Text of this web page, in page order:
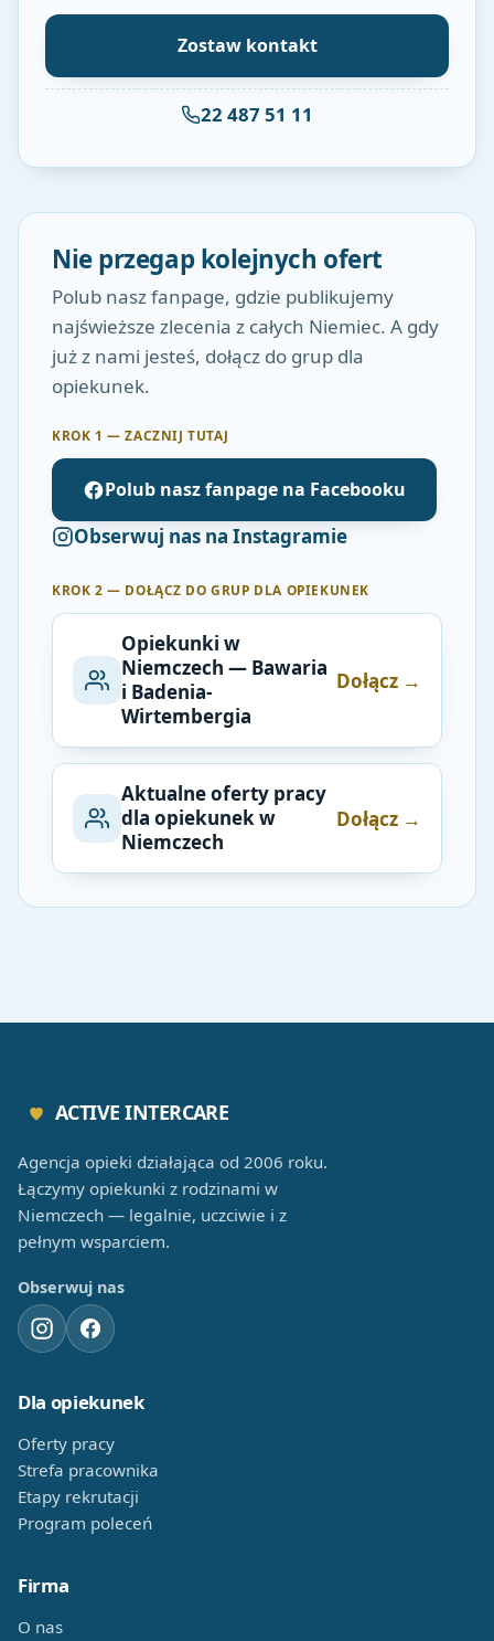
Zostaw kontakt
22 487 51 11
Nie przegap kolejnych ofert
Polub nasz fanpage, gdzie publikujemy
najświeższe zlecenia z całych Niemiec. A gdy
już z nami jesteś, dołącz do grup dla
opiekunek.
KROK 1 — ZACZNIJ TUTAJ
Polub nasz fanpage na Facebooku
Obserwuj nas na Instagramie
KROK 2 — DOŁĄCZ DO GRUP DLA OPIEKUNEK
Opiekunki w
Niemczech — Bawaria
i Badenia-
Wirtembergia
Dołącz →
Aktualne oferty pracy
dla opiekunek w
Niemczech
Dołącz →
ACTIVE INTERCARE
Agencja opieki działająca od 2006 roku.
Łączymy opiekunki z rodzinami w
Niemczech — legalnie, uczciwie i z
pełnym wsparciem.
Obserwuj nas
Dla opiekunek
Oferty pracy
Strefa pracownika
Etapy rekrutacji
Program poleceń
Firma
O nas